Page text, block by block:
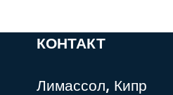
КОНТАКТ
Лимассол, Кипр